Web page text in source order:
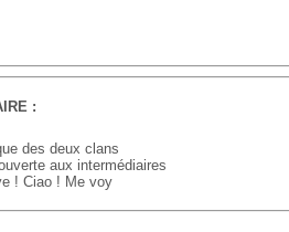
:
des deux clans
aux intermédiaires
! Ciao ! Me voy